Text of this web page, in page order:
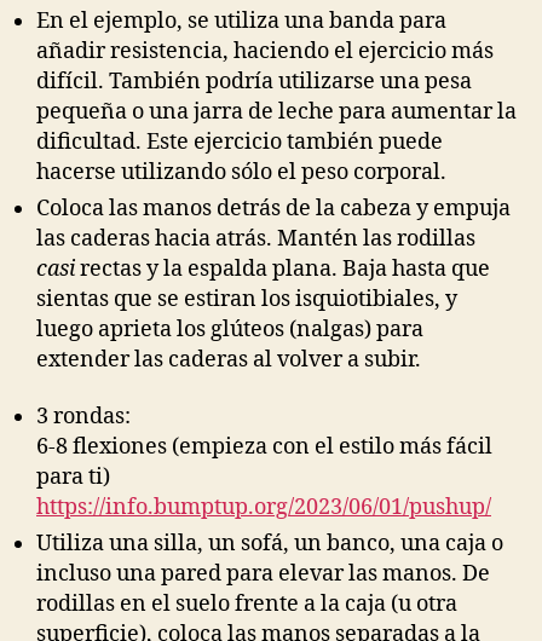
En el ejemplo, se utiliza una banda para
añadir resistencia, haciendo el ejercicio más
difícil. También podría utilizarse una pesa
pequeña o una jarra de leche para aumentar la
dificultad. Este ejercicio también puede
hacerse utilizando sólo el peso corporal.
Coloca las manos detrás de la cabeza y empuja
las caderas hacia atrás. Mantén las rodillas
casirectas y la espalda plana. Baja hasta que
sientas que se estiran los isquiotibiales, y
luego aprieta los glúteos (nalgas) para
extender las caderas al volver a subir.
3 rondas:
6-8 flexiones (empieza con el estilo más fácil
para ti)
https://info.bumptup.org/2023/06/01/pushup/
Utiliza una silla, un sofá, un banco, una caja o
incluso una pared para elevar las manos. De
rodillas en el suelo frente a la caja (u otra
superficie), coloca las manos separadas a la